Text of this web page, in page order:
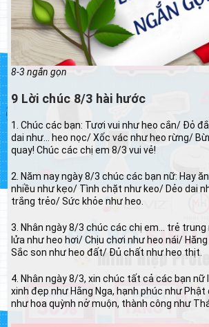
8-3 ngắn gọn
9 Lời chúc 8/3 hài hước
1. Chúc các bạn: Tươi vui như heo cắn/ Đỏ
dai như… heo nọc/ Xốc vác như heo rừng/
quay! Chúc các chị em 8/3 vui vẻ!
2. Năm nay ngày 8/3 chúc các bạn nữ: Hay
nhiều như kẹo/ Tình chặt như keo/ Dẻo dai
trắng trẻo/ Sức khỏe như heo.
3. Nhân ngày 8/3 chúc các chị em… trẻ
lửa như heo hơi/ Chịu chơi như heo nái/
Sắc son như heo đất/ Đủ chất như heo thịt.
4. Nhân ngày 8/3, xin chúc tất cả các bạn nữ
xinh đẹp như Hằng Nga, hạnh phúc như Phật
như hoa quỳnh nở muộn, thành công như